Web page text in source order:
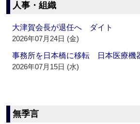
人事・組織
大津賀会長が退任へ ダイト
2026年07月24日 (金)
事務所を日本橋に移転 日本医療機
2026年07月15日 (水)
無季言